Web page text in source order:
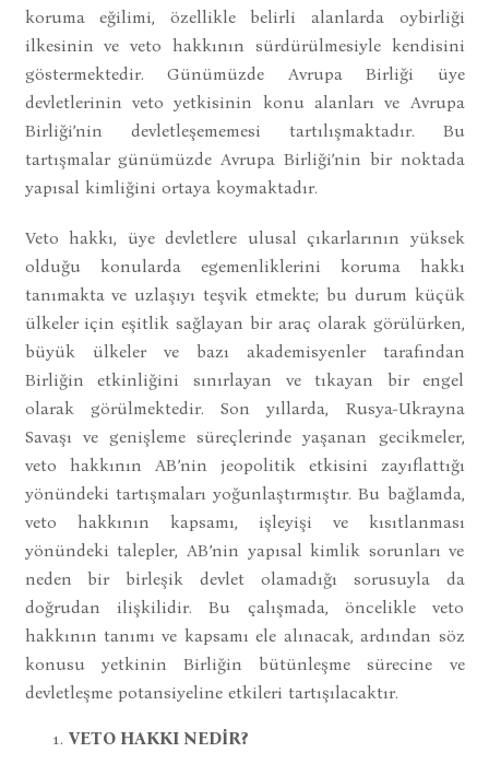
koruma eğilimi, özellikle belirli alanlarda oybirliği
ilkesinin ve veto hakkının sürdürülmesiyle kendisini
göstermektedir. Günümüzde Avrupa Birliği üye
devletlerinin veto yetkisinin konu alanları ve Avrupa
Birliği’nin devletleşememesi tartılışmaktadır. Bu
tartışmalar günümüzde Avrupa Birliği’nin bir noktada
yapısal kimliğini ortaya koymaktadır.
Veto hakkı, üye devletlere ulusal çıkarlarının yüksek
olduğu konularda egemenliklerini koruma hakkı
tanımakta ve uzlaşıyı teşvik etmekte; bu durum küçük
ülkeler için eşitlik sağlayan bir araç olarak görülürken,
büyük ülkeler ve bazı akademisyenler tarafından
Birliğin etkinliğini sınırlayan ve tıkayan bir engel
olarak görülmektedir. Son yıllarda, Rusya-Ukrayna
Savaşı ve genişleme süreçlerinde yaşanan gecikmeler,
veto hakkının AB’nin jeopolitik etkisini zayıflattığı
yönündeki tartışmaları yoğunlaştırmıştır. Bu bağlamda,
veto hakkının kapsamı, işleyişi ve kısıtlanması
yönündeki talepler, AB’nin yapısal kimlik sorunları ve
neden bir birleşik devlet olamadığı sorusuyla da
doğrudan ilişkilidir. Bu çalışmada, öncelikle veto
hakkının tanımı ve kapsamı ele alınacak, ardından söz
konusu yetkinin Birliğin bütünleşme sürecine ve
devletleşme potansiyeline etkileri tartışılacaktır.
VETO HAKKI NEDİR?